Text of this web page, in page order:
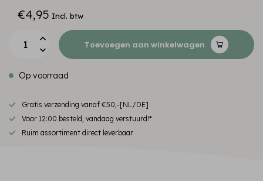
€4,95 Incl. btw
Toevoegen aan winkelwagen
Op voorraad
Gratis verzending vanaf €50,-[NL/DE]
Voor 12:00 besteld, vandaag verstuurd!*
Ruim assortiment direct leverbaar